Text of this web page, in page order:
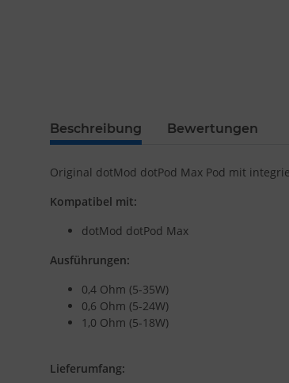
Beschreibung Bewertungen
Original dotMod dotPod Max Pod mit
Kompatibel mit:
dotMod dotPod Max
Ausführungen:
0,4 Ohm (5-35W)
0,6 Ohm (5-24W)
1,0 Ohm (5-18W)
Lieferumfang: